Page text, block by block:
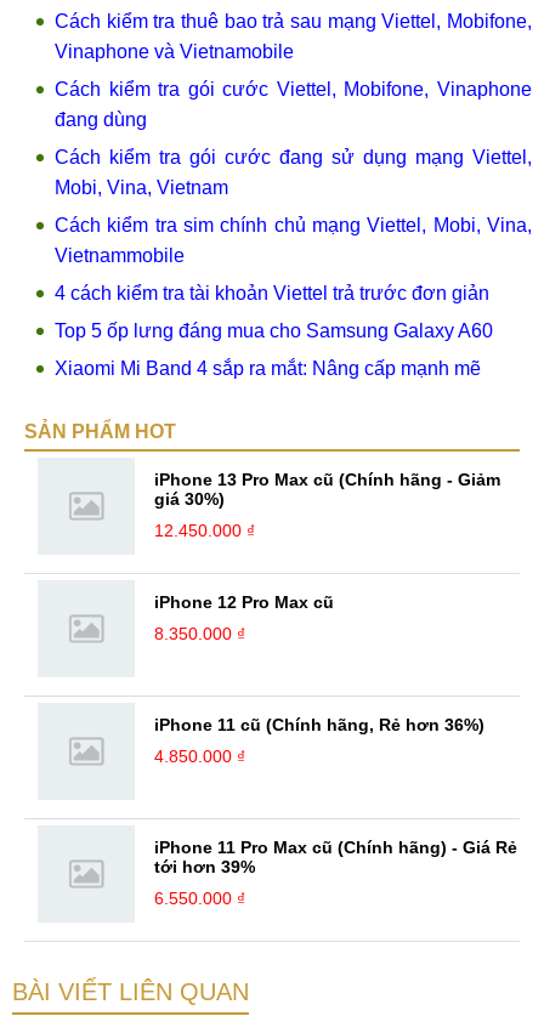
Cách kiểm tra thuê bao trả sau mạng Viettel, Mobifone,
Vinaphone và Vietnamobile
Cách kiểm tra gói cước Viettel, Mobifone, Vinaphone
đang dùng
Cách kiểm tra gói cước đang sử dụng mạng Viettel,
Mobi, Vina, Vietnam
Cách kiểm tra sim chính chủ mạng Viettel, Mobi, Vina,
Vietnammobile
4 cách kiểm tra tài khoản Viettel trả trước đơn giản
Top 5 ốp lưng đáng mua cho Samsung Galaxy A60
Xiaomi Mi Band 4 sắp ra mắt: Nâng cấp mạnh mẽ
SẢN PHẨM HOT
iPhone 13 Pro Max cũ (Chính hãng - Giảm
giá 30%)
12.450.000 ₫
iPhone 12 Pro Max cũ
8.350.000 ₫
iPhone 11 cũ (Chính hãng, Rẻ hơn 36%)
4.850.000 ₫
iPhone 11 Pro Max cũ (Chính hãng) - Giá Rẻ
tới hơn 39%
6.550.000 ₫
BÀI VIẾT LIÊN QUAN